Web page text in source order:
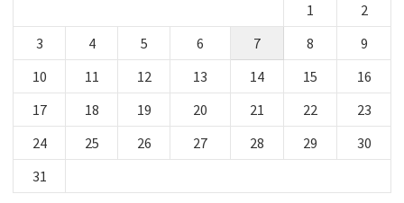
1
2
3
4 5 6 7 8
9
10
11 12 13 14 15
16
17
18 19 20 21 22
23
24
25 26 27 28 29
30
31